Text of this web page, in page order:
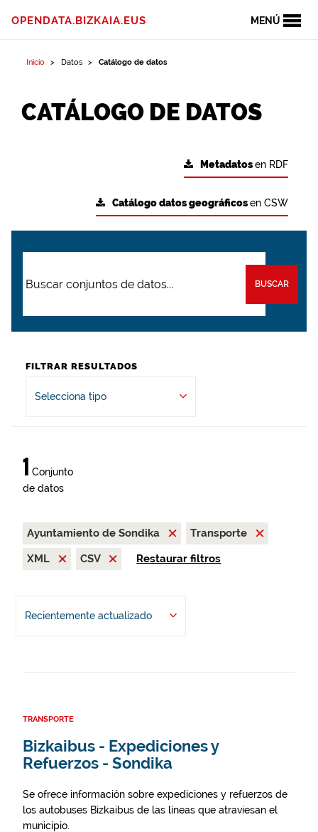
MENÚ
OPENDATA.BIZKAIA.EUS
Inicio Datos Catálogo de datos
CATÁLOGO DE DATOS
Metadatosen RDF
Catálogo datos geográficosen CSW
BUSCAR
FILTRAR RESULTADOS
Selecciona tipo
1 Conjunto
de datos
Ayuntamiento de Sondika
Transporte
XML
CSV Restaurar filtros
Recientemente actualizado
TRANSPORTE
Bizkaibus - Expediciones y
Refuerzos - Sondika
Se ofrece información sobre expediciones y refuerzos de
los autobuses Bizkaibus de las líneas que atraviesan el
municipio.